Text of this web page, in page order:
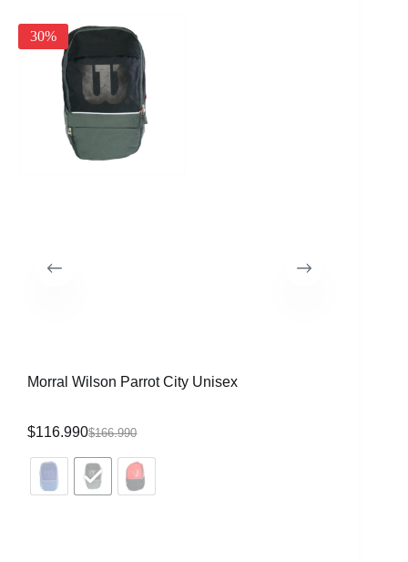
30%
Morral Wilson Parrot City Unisex
$166.990
$116.990